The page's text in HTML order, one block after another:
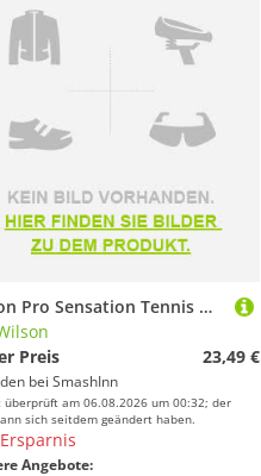
Wilson Pro Sensation Tennis Overgrip 12 Units Schwarz
Preis
23,49 €
bei SmashInn
überprüft am 06.08.2026 um 00:32; der
sich seitdem geändert haben.
Angebote: